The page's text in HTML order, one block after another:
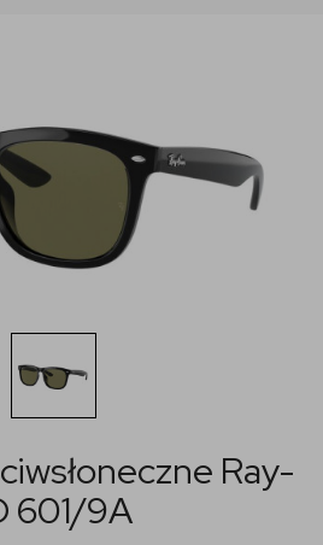
Ray-
601/9A